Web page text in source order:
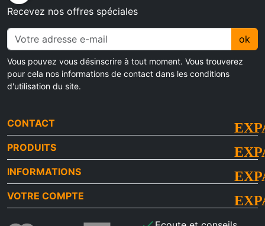
Recevez nos offres spéciales
ok
Vous pouvez vous désinscrire à tout moment. Vous trouverez
pour cela nos informations de contact dans les conditions
d'utilisation du site.
CONTACT
PRODUITS
INFORMATIONS
VOTRE COMPTE